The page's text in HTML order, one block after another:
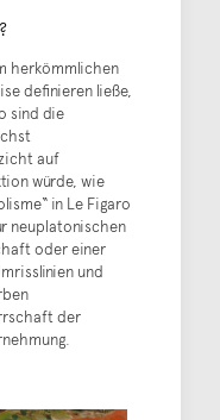
herkömmlichen
definieren ließe,
sind die
auf
würde, wie
in Le Figaro
neuplatonischen
oder einer
und
der